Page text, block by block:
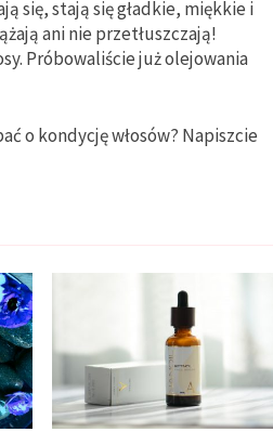
się, stają się gładkie, miękkie i
ani nie przetłuszczają!
Próbowaliście już olejowania
o kondycję włosów? Napiszcie